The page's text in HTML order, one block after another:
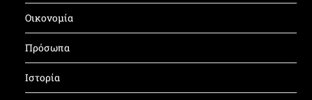
Οικονομία
Πρόσωπα
Ιστορία